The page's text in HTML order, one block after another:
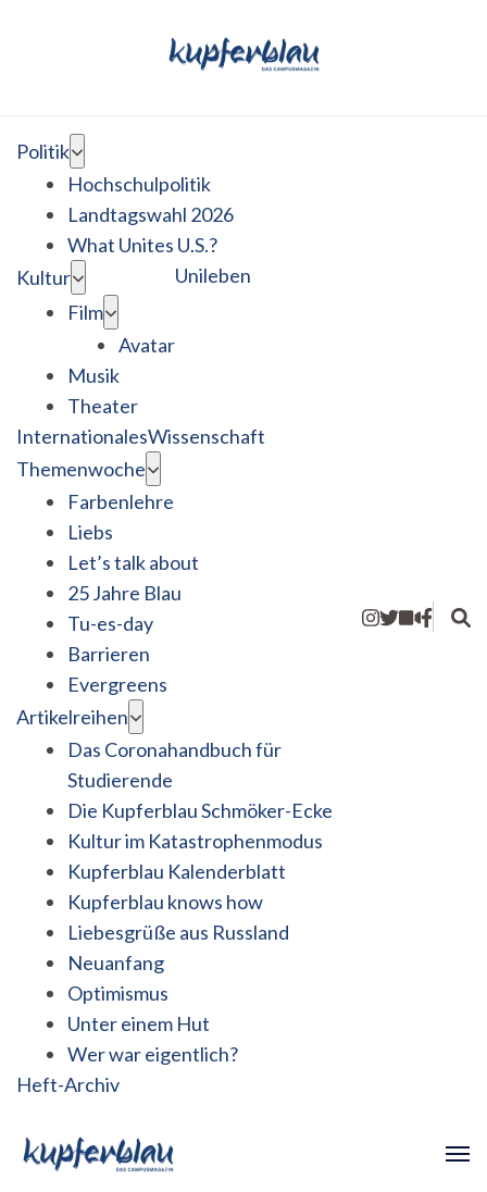
Politik
Hochschulpolitik
Landtagswahl 2026
What Unites U.S.?
Kultur
Film
Avatar
Musik
Theater
Unileben
InternationalesWissenschaft
Themenwoche
Farbenlehre
Liebs
Let’s talk about
25 Jahre Blau
Tu-es-day
Barrieren
Evergreens
Artikelreihen
Das Coronahandbuch für
Studierende
Die Kupferblau Schmöker-Ecke
Kultur im Katastrophenmodus
Kupferblau Kalenderblatt
Kupferblau knows how
Liebesgrüße aus Russland
Neuanfang
Optimismus
Unter einem Hut
Wer war eigentlich?
Heft-Archiv